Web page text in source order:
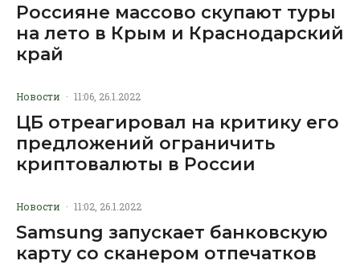
Россияне массово скупают туры
на лето в Крым и Краснодарский
край
Новости · 11:06, 26.1.2022
ЦБ отреагировал на критику его
предложений ограничить
криптовалюты в России
Новости · 11:02, 26.1.2022
Samsung запускает банковскую
карту со сканером отпечатков